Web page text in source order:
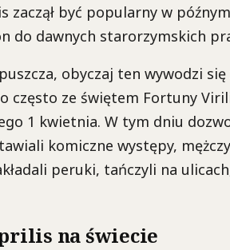
zaczął być popularny w
do dawnych starorzymskich
obyczaj ten wywodzi
często ze świętem Fortuny
1 kwietnia. W tym dniu
komiczne występy,
peruki, tańczyli na
na świecie